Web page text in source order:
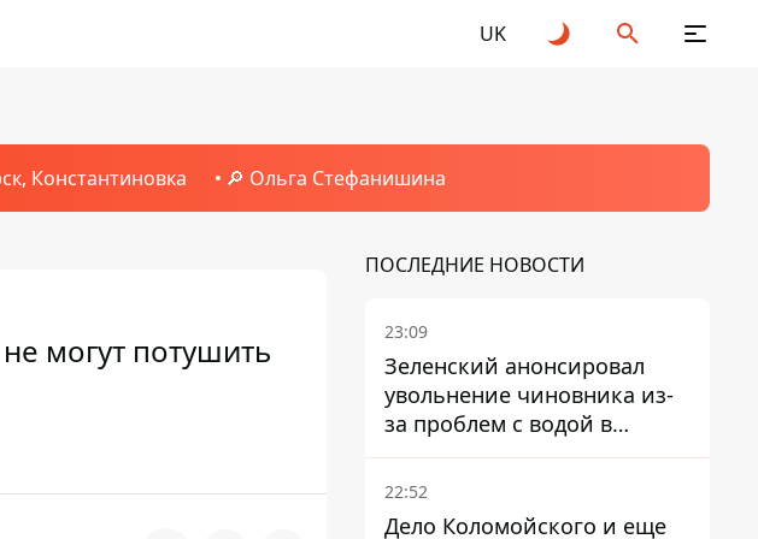
UK
Константиновка 🔎 Ольга Стефанишина
могут потушить
ПОСЛЕДНИЕ НОВОСТИ
23:09
Зеленский анонсировал
увольнение чиновника из-
за проблем с водой в
Марганце
22:52
Дело Коломойского и еще